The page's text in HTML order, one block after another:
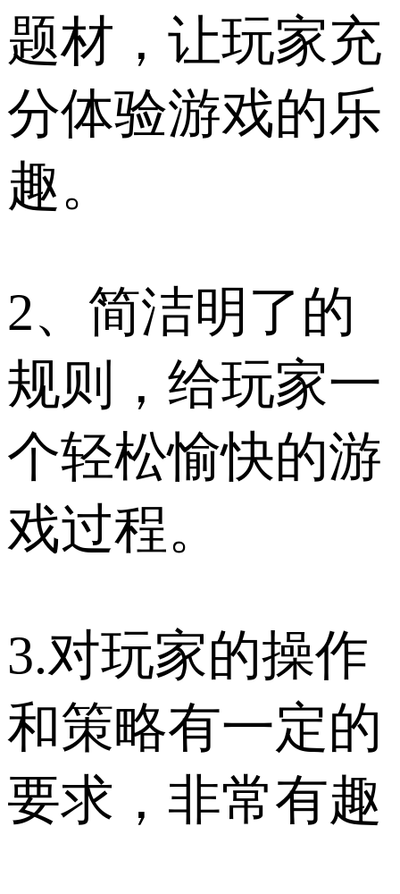
题材，让玩家充
分体验游戏的乐
趣。
2、简洁明了的
规则，给玩家一
个轻松愉快的游
戏过程。
3.对玩家的操作
和策略有一定的
要求，非常有趣